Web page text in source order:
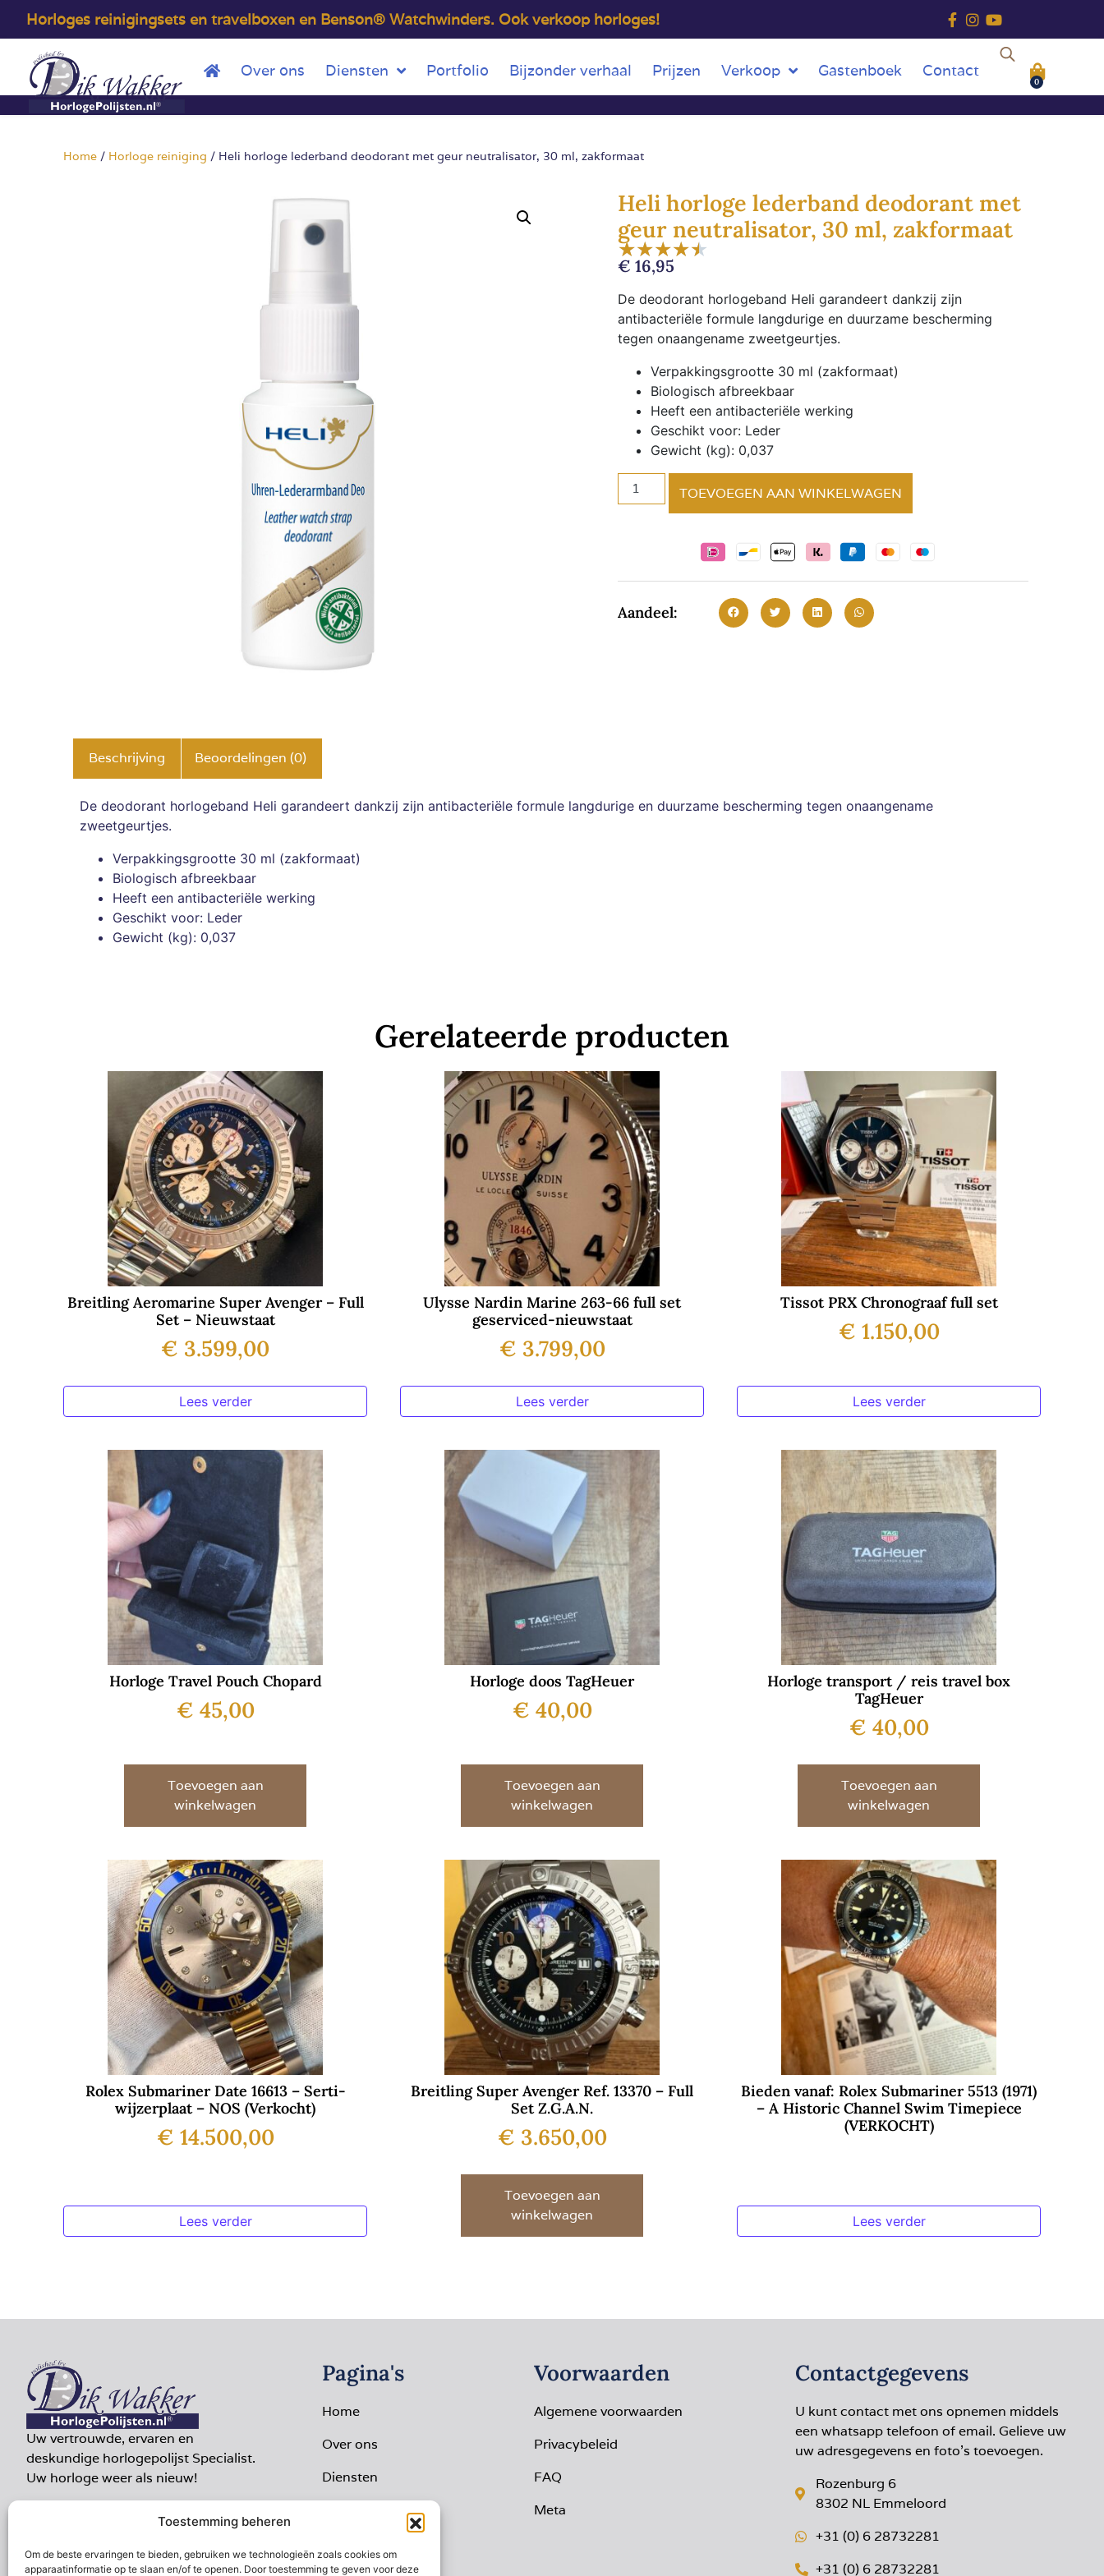
Toestemming beheren
Om de beste ervaringen te bieden, gebruiken we technologieën zoals cookies om
apparaatinformatie op te slaan en/of te openen. Door toestemming te geven voor deze
Horloges reinigingsets en travelboxen en Benson® Watchwinders. Ook verkoop horloges!
Over ons Diensten Portfolio Bijzonder verhaal Prijzen Verkoop Gastenboek Contact
0
Home / Horloge reiniging / Heli horloge lederband deodorant met geur neutralisator, 30 ml, zakformaat
Heli horloge lederband deodorant met
geur neutralisator, 30 ml, zakformaat
★★★★★
€ 16,95
De deodorant horlogeband Heli garandeert dankzij zijn
antibacteriële formule langdurige en duurzame bescherming
tegen onaangename zweetgeurtjes.
Verpakkingsgrootte 30 ml (zakformaat)
Biologisch afbreekbaar
Heeft een antibacteriële werking
Geschikt voor: Leder
Gewicht (kg): 0,037
TOEVOEGEN AAN WINKELWAGEN
Aandeel:
Beschrijving Beoordelingen (0)
De deodorant horlogeband Heli garandeert dankzij zijn antibacteriële formule langdurige en duurzame bescherming tegen onaangename
zweetgeurtjes.
Verpakkingsgrootte 30 ml (zakformaat)
Biologisch afbreekbaar
Heeft een antibacteriële werking
Geschikt voor: Leder
Gewicht (kg): 0,037
Gerelateerde producten
Breitling Aeromarine Super Avenger – Full
Set – Nieuwstaat
€ 3.599,00
Lees verder
Ulysse Nardin Marine 263-66 full set
geserviced-nieuwstaat
€ 3.799,00
Lees verder
Tissot PRX Chronograaf full set
€ 1.150,00
Lees verder
Horloge Travel Pouch Chopard
€ 45,00
Toevoegen aan
winkelwagen
Horloge doos TagHeuer
€ 40,00
Toevoegen aan
winkelwagen
Horloge transport / reis travel box
TagHeuer
€ 40,00
Toevoegen aan
winkelwagen
Rolex Submariner Date 16613 – Serti-
wijzerplaat – NOS (Verkocht)
€ 14.500,00
Lees verder
Breitling Super Avenger Ref. 13370 – Full
Set Z.G.A.N.
€ 3.650,00
Toevoegen aan
winkelwagen
Bieden vanaf: Rolex Submariner 5513 (1971)
– A Historic Channel Swim Timepiece
(VERKOCHT)
Lees verder
Uw vertrouwde, ervaren en
deskundige horlogepolijst Specialist.
Uw horloge weer als nieuw!
Pagina's
Home
Over ons
Diensten
Voorwaarden
Algemene voorwaarden
Privacybeleid
FAQ
Meta
Contactgegevens
U kunt contact met ons opnemen middels
een whatsapp telefoon of email. Gelieve uw
uw adresgegevens en foto’s toevoegen.
Rozenburg 6
8302 NL Emmeloord
+31 (0) 6 28732281
+31 (0) 6 28732281